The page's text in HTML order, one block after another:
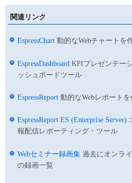
関連リンク
EspressChart 動的なWebチャートを
EspressDashboard KPIプレゼンテー
ッシュボードツール
EspressReport 動的なWebレポート
EspressReport ES (Enterprise Server)
報配信レポーティング・ツール
Webセミナー録画集 過去にオンラ
の録画一覧